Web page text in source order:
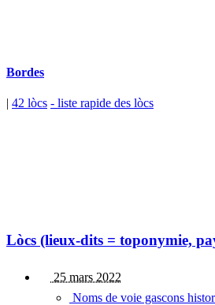
Bordes
| 42 lòcs - liste rapide des lòcs
Lòcs (lieux-dits = toponymie,
25 mars 2022
Noms de voie gascons